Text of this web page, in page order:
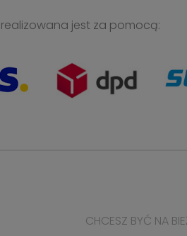
realizowana jest za pomocą:
CHCESZ BYĆ NA